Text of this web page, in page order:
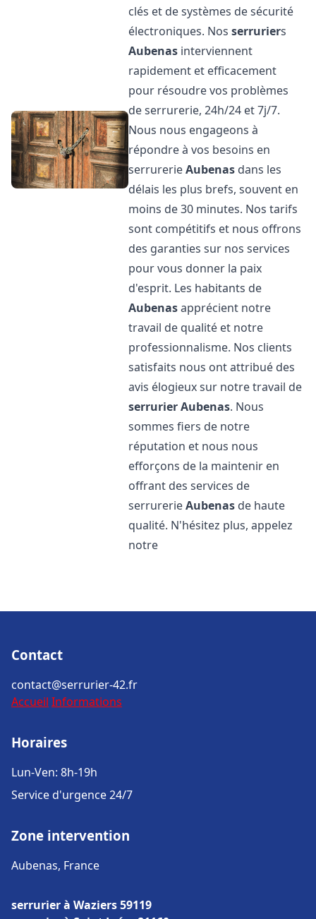
clés et de systèmes de sécurité
électroniques. Nosserruriers
Aubenas interviennent
rapidement et efficacement
pour résoudre vos problèmes
de serrurerie, 24h/24 et 7j/7.
Nous nous engageons à
répondre à vos besoins en
serrurerieAubenas dans les
délais les plus brefs, souvent en
moins de 30 minutes. Nos tarifs
sont compétitifs et nous offrons
des garanties sur nos services
pour vous donner la paix
d'esprit. Les habitants de
Aubenasapprécient notre
travail de qualité et notre
professionnalisme. Nos clients
satisfaits nous ont attribué des
avis élogieux sur notre travail de
serrurierAubenas. Nous
sommes fiers de notre
réputation et nous nous
efforçons de la maintenir en
offrant des services de
serrurerieAubenas de haute
qualité. N'hésitez plus, appelez
notre
Contact
contact@serrurier-42.fr
Accueil Informations
Horaires
Lun-Ven: 8h-19h
Service d'urgence 24/7
Zone intervention
Aubenas, France
serrurier à Waziers 59119